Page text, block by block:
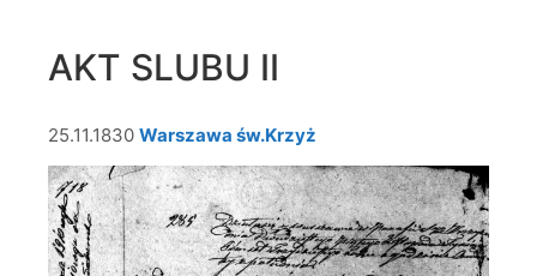
AKT SLUBU II
25.11.1830 Warszawa św.Krzyż